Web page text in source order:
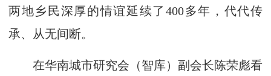
两地乡民深厚的情谊延续了400多年，代代传
承、从无间断。
在华南城市研究会（智库）副会长陈荣彪看